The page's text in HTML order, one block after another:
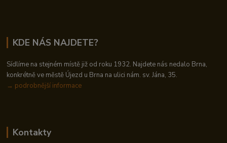
KDE NÁS NAJDETE?
Sídlíme na stejném místě již od roku 1932. Najdete nás nedalo Brna,
konkrétně ve městě Újezd u Brna na ulici nám. sv. Jána, 35.
→ podrobnější informace
Kontakty